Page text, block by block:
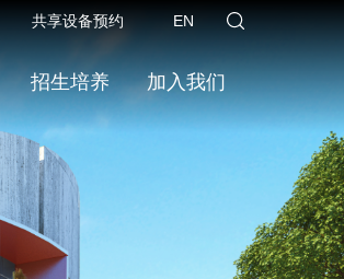
EN
共享设备预约
招生培养 加入我们